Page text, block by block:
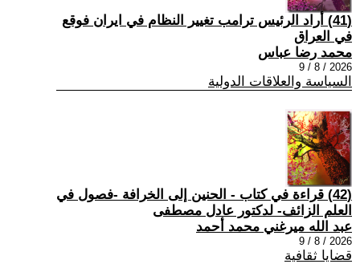
(41) أراد الرئيس ترامب تغيير النظام في ايران فوقع
في العراق
محمد رضا عباس
2026 / 8 / 9
السياسة والعلاقات الدولية
(42) قراءة في كتاب - الحنين إلى الخرافة -فصول في
العلم الزائف- لدكتور عادل مصطفى
عبد الله ميرغني محمد أحمد
2026 / 8 / 9
قضايا ثقافية